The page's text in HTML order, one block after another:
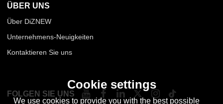
ÜBER UNS
Über DiZNEW
Unternehmens-Neuigkeiten
Kontaktieren Sie uns
FOLGEN SIE UNS
Cookie settings
We use cookies to provide you with the best possible